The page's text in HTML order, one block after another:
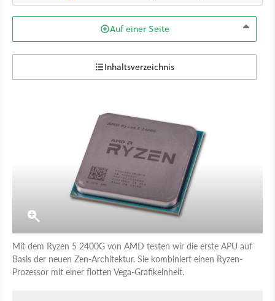
Auf einer Seite
Inhaltsverzeichnis
Mit dem Ryzen 5 2400G von AMD testen wir die erste APU auf
Basis der neuen Zen-Architektur. Sie kombiniert einen Ryzen-
Prozessor mit einer flotten Vega-Grafikeinheit.